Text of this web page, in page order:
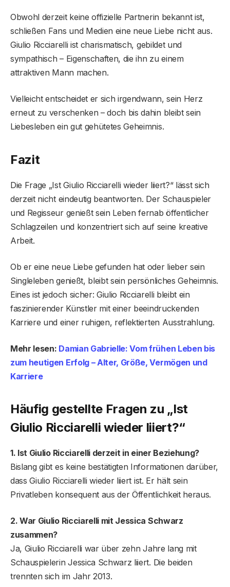
Obwohl derzeit keine offizielle Partnerin bekannt ist,
schließen Fans und Medien eine neue Liebe nicht aus.
Giulio Ricciarelli ist charismatisch, gebildet und
sympathisch – Eigenschaften, die ihn zu einem
attraktiven Mann machen.
Vielleicht entscheidet er sich irgendwann, sein Herz
erneut zu verschenken – doch bis dahin bleibt sein
Liebesleben ein gut gehütetes Geheimnis.
Fazit
Die Frage „Ist Giulio Ricciarelli wieder liiert?“ lässt sich
derzeit nicht eindeutig beantworten. Der Schauspieler
und Regisseur genießt sein Leben fernab öffentlicher
Schlagzeilen und konzentriert sich auf seine kreative
Arbeit.
Ob er eine neue Liebe gefunden hat oder lieber sein
Singleleben genießt, bleibt sein persönliches Geheimnis.
Eines ist jedoch sicher: Giulio Ricciarelli bleibt ein
faszinierender Künstler mit einer beeindruckenden
Karriere und einer ruhigen, reflektierten Ausstrahlung.
Mehr lesen: Damian Gabrielle: Vom frühen Leben bis
zum heutigen Erfolg – ​​Alter, Größe, Vermögen und
Karriere
Häufig gestellte Fragen zu „Ist
Giulio Ricciarelli wieder liiert?“
1. Ist Giulio Ricciarelli derzeit in einer Beziehung?
Bislang gibt es keine bestätigten Informationen darüber,
dass Giulio Ricciarelli wieder liiert ist. Er hält sein
Privatleben konsequent aus der Öffentlichkeit heraus.
2. War Giulio Ricciarelli mit Jessica Schwarz
zusammen?
Ja, Giulio Ricciarelli war über zehn Jahre lang mit
Schauspielerin Jessica Schwarz liiert. Die beiden
trennten sich im Jahr 2013.